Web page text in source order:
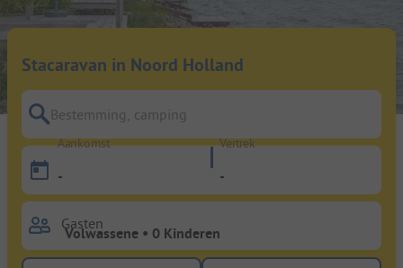
Stacaravan in Noord Holland
Bestemming, camping
Aankomst
-
Vertrek
-
Gasten